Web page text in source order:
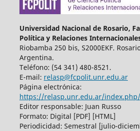
Universidad Nacional de Rosario,
Política y Relaciones
Riobamba 250 bis, S2000EKF.
Argentina.
Teléfono: (54 341) 480-8521.
E-mail: relasp@fcpolit.unr.edu.ar
Página electrónica:
https://relasp.unr.edu.ar/
Editor responsable: Juan Russo
Formato: Digital [PDF] [HTML]
Periodicidad: Semestral [julio-